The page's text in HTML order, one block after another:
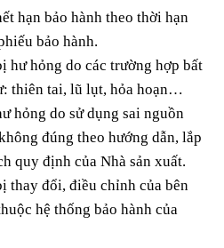
hạn bảo hành theo thời hạn
bảo hành.
hư hỏng do các trường hợp bất
thiên tai, lũ lụt, hỏa hoạn…
hỏng do sử dụng sai nguồn
đúng theo hướng dẫn, lắp
quy định của Nhà sản xuất.
thay đổi, điều chỉnh của bên
hệ thống bảo hành của